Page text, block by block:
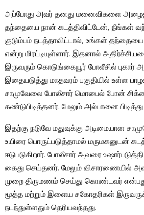
அப்போது அவர் தனது மனைவிகளை
தந்தையை நான் கடத்திவிட்டேன், நீங்கள்
குடும்பம் நடத்தாவிட்டால், உங்கள்
என்று மிரட்டியுள்ளார். இதனால்
இருவரும் கொடுங்கையூர் போலீசில் புகார்
இதையடுத்து மாதவரம் பகுதியில் உள்ள
சாமுவேலை போலீசார் மொபைல் போன்
கண்டுபிடித்தனர். மேலும் அல்பானை
இதற்கு நடுவே மதுவுக்கு அடிமையான
உயிரை பொருட்படுத்தாமல் மருமகனுடன்
ஈடுபடுகிறார். போலீசார் அவரை
கைது செய்தனர். மேலும் விசாரணையில்
முறை திருமணம் செய்து கொண்டவர்
மூத்த மற்றும் இளைய சகோதரிகள்
நடந்துள்ளதும் தெரியவந்தது.